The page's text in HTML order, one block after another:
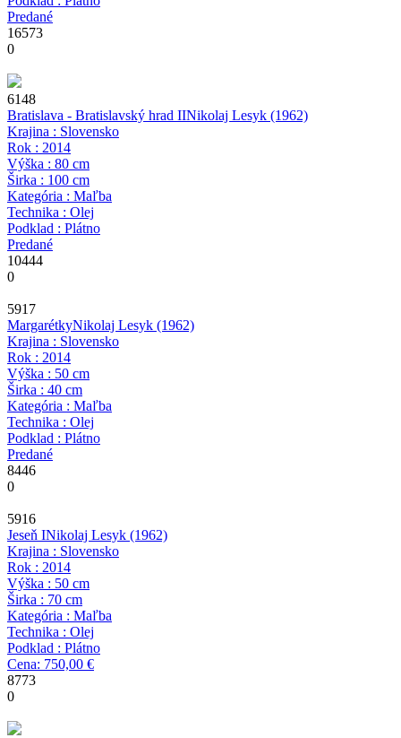
Predané
16573
0
6148
Bratislava - Bratislavský hrad IINikolaj Lesyk (1962)
Krajina : Slovensko
Rok : 2014
Výška : 80 cm
Širka : 100 cm
Kategória : Maľba
Technika : Olej
Podklad : Plátno
Predané
10444
0
5917
MargarétkyNikolaj Lesyk (1962)
Krajina : Slovensko
Rok : 2014
Výška : 50 cm
Širka : 40 cm
Kategória : Maľba
Technika : Olej
Podklad : Plátno
Predané
8446
0
5916
Jeseň INikolaj Lesyk (1962)
Krajina : Slovensko
Rok : 2014
Výška : 50 cm
Širka : 70 cm
Kategória : Maľba
Technika : Olej
Podklad : Plátno
Cena: 750,00 €
8773
0